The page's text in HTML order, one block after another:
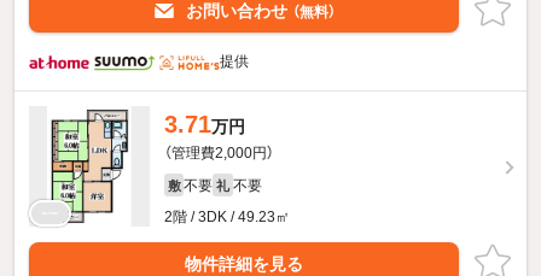
お問い合わせ （無料）
提供
3.71万円
（管理費2,000円）
敷 不要 礼 不要
2階 / 3DK / 49.23㎡
物件詳細を見る